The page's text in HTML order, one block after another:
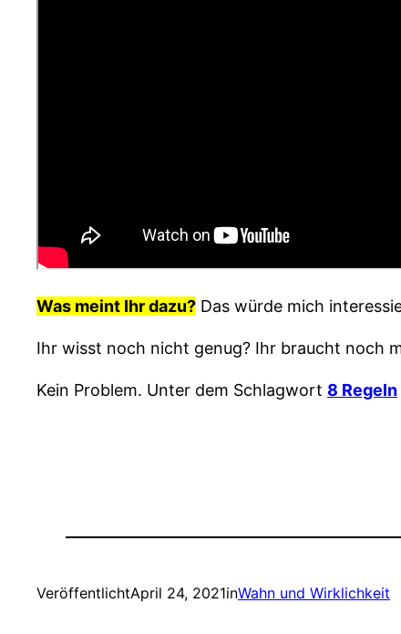
Was meint Ihr dazu? Das würde mich
Ihr wisst noch nicht genug? Ihr braucht noch
Kein Problem. Unter dem Schlagwort 8 Regeln
VeröffentlichtApril 24, 2021inWahn und Wirklichkeit